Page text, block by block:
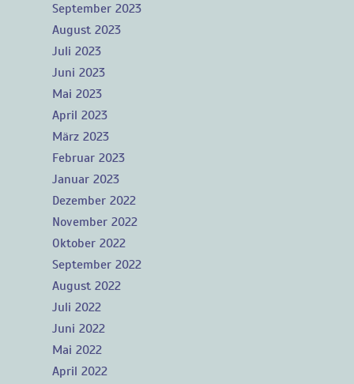
September 2023
August 2023
Juli 2023
Juni 2023
Mai 2023
April 2023
März 2023
Februar 2023
Januar 2023
Dezember 2022
November 2022
Oktober 2022
September 2022
August 2022
Juli 2022
Juni 2022
Mai 2022
April 2022